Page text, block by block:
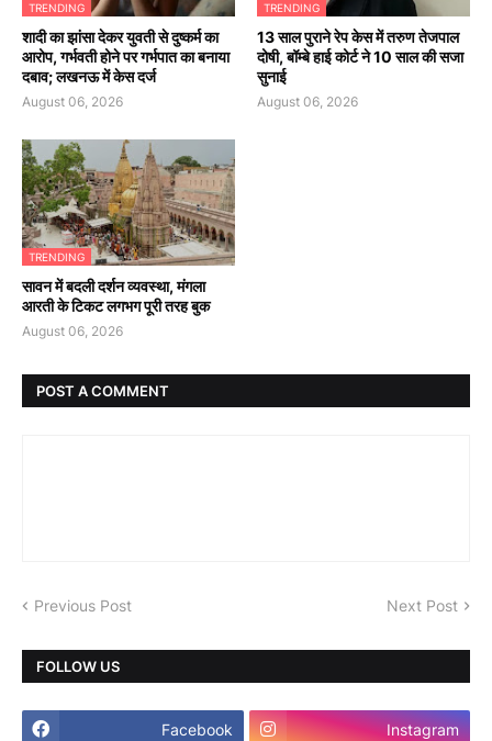
TRENDING
शादी का झांसा देकर युवती से दुष्कर्म का
आरोप, गर्भवती होने पर गर्भपात का बनाया
दबाव; लखनऊ में केस दर्ज
August 06, 2026
TRENDING
13 साल पुराने रेप केस में तरुण तेजपाल
दोषी, बॉम्बे हाई कोर्ट ने 10 साल की सजा
सुनाई
August 06, 2026
TRENDING
सावन में बदली दर्शन व्यवस्था, मंगला
आरती के टिकट लगभग पूरी तरह बुक
August 06, 2026
POST A COMMENT
Previous Post Next Post
FOLLOW US
Facebook Instagram